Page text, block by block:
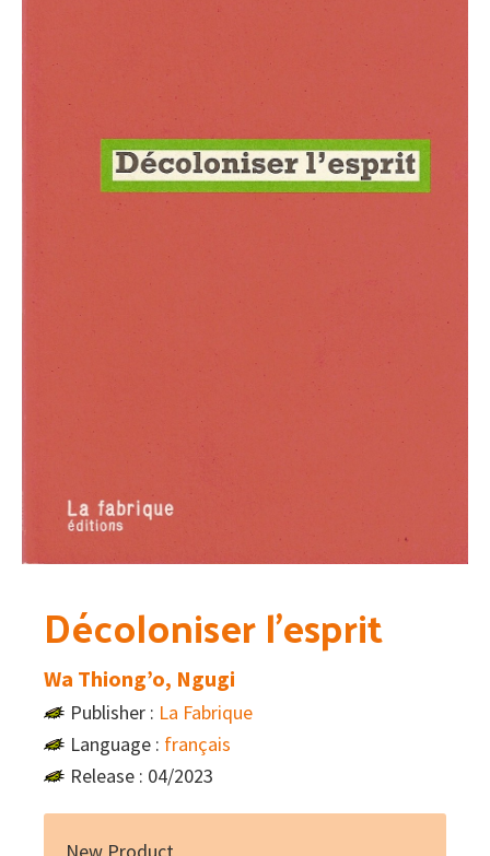
Décoloniser l’esprit
Wa Thiong’o, Ngugi
Publisher : La Fabrique
Language : français
Release : 04/2023